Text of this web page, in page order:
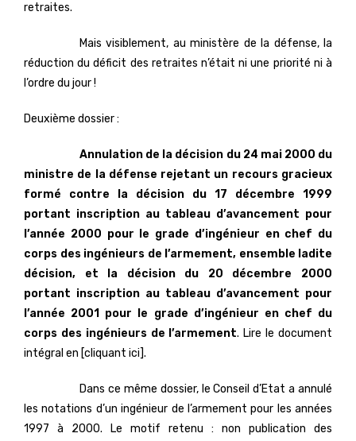
retraites.
Mais visiblement, au ministère de la défense, la
réduction du déficit des retraites n’était ni une priorité ni à
l’ordre du jour !
Deuxième dossier :
Annulation de la décision du 24 mai 2000 du
ministre de la défense rejetant un recours gracieux
formé contre la décision du 17 décembre 1999
portant inscription au tableau d’avancement pour
l’année 2000 pour le grade d’ingénieur en chef du
corps des ingénieurs de l’armement, ensemble ladite
décision, et la décision du 20 décembre 2000
portant inscription au tableau d’avancement pour
l’année 2001 pour le grade d’ingénieur en chef du
corps des ingénieurs de l’armement. Lire le document
intégral en [cliquant ici].
Dans ce même dossier, le Conseil d’Etat a annulé
les notations d’un ingénieur de l’armement pour les années
1997 à 2000. Le motif retenu : non publication des